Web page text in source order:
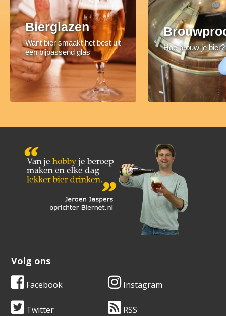
Bierglazen
Want bier smaakt het best uit
een bijpassend glas
Hoe brouw je bier?
Volg ons
Facebook Instagram
Twitter RSS